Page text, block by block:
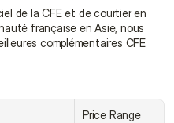
de la CFE et de courtier en
française en Asie, nous
complémentaires CFE
Price Range